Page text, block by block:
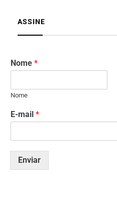
ASSINE
Nome *
Nome
E-mail *
Enviar